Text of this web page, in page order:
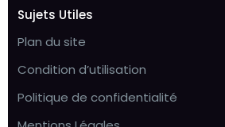
Sujets Utiles
Plan du site
Condition d’utilisation
Politique de confidentialité